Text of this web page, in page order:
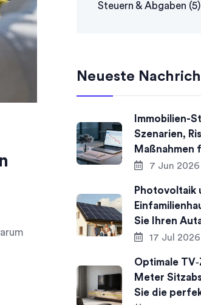
Steuern & Abgaben (5)
Neueste
Immobilien-
Szenarien,
Maßnahmen
7 Jun 2026
Photovoltaik
Sie Ihren
17 Jul 2026
Optimale
Meter
Sie die